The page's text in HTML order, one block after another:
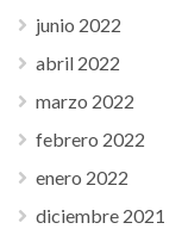
junio 2022
abril 2022
marzo 2022
febrero 2022
enero 2022
diciembre 2021